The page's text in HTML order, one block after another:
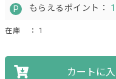
もらえるポイント：
在庫 ： 1
カートに